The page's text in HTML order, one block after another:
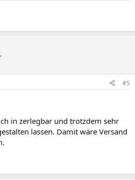
#5
in zerlegbar und trotzdem sehr
lassen. Damit wäre Versand